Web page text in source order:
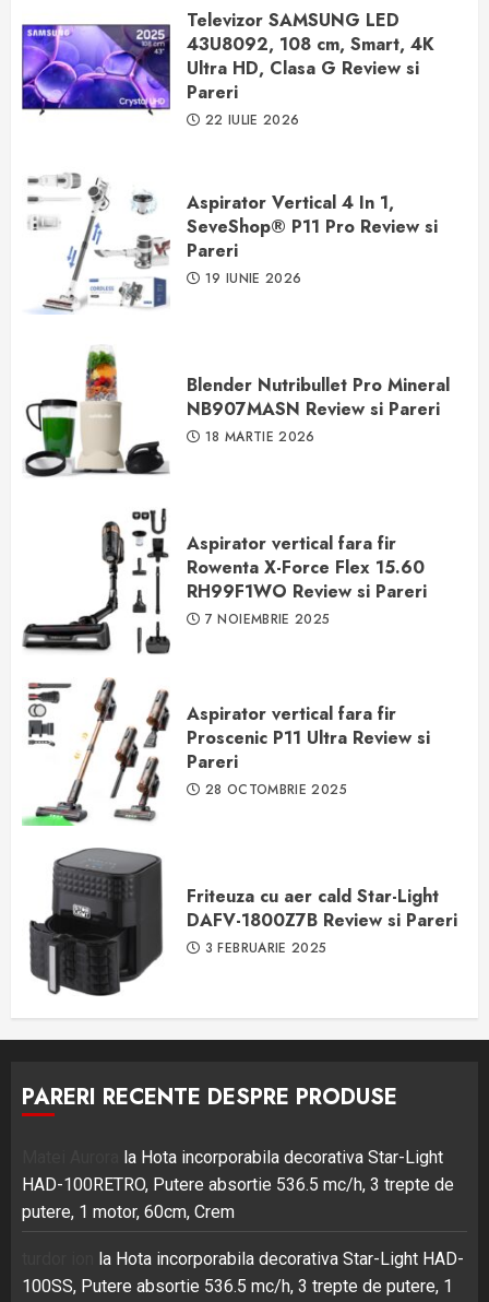
Televizor SAMSUNG LED
43U8092, 108 cm, Smart, 4K
Ultra HD, Clasa G Review si
Pareri
22 IULIE 2026
Aspirator Vertical 4 In 1,
SeveShop® P11 Pro Review si
Pareri
19 IUNIE 2026
Blender Nutribullet Pro Mineral
NB907MASN Review si Pareri
18 MARTIE 2026
Aspirator vertical fara fir
Rowenta X-Force Flex 15.60
RH99F1WO Review si Pareri
7 NOIEMBRIE 2025
Aspirator vertical fara fir
Proscenic P11 Ultra Review si
Pareri
28 OCTOMBRIE 2025
Friteuza cu aer cald Star-Light
DAFV-1800Z7B Review si Pareri
3 FEBRUARIE 2025
PARERI RECENTE DESPRE PRODUSE
la Hota incorporabila decorativa Star-Light
HAD-100RETRO, Putere absortie 536.5 mc/h, 3 trepte de
putere, 1 motor, 60cm, Crem
la Hota incorporabila decorativa Star-Light HAD-
100SS, Putere absortie 536.5 mc/h, 3 trepte de putere, 1